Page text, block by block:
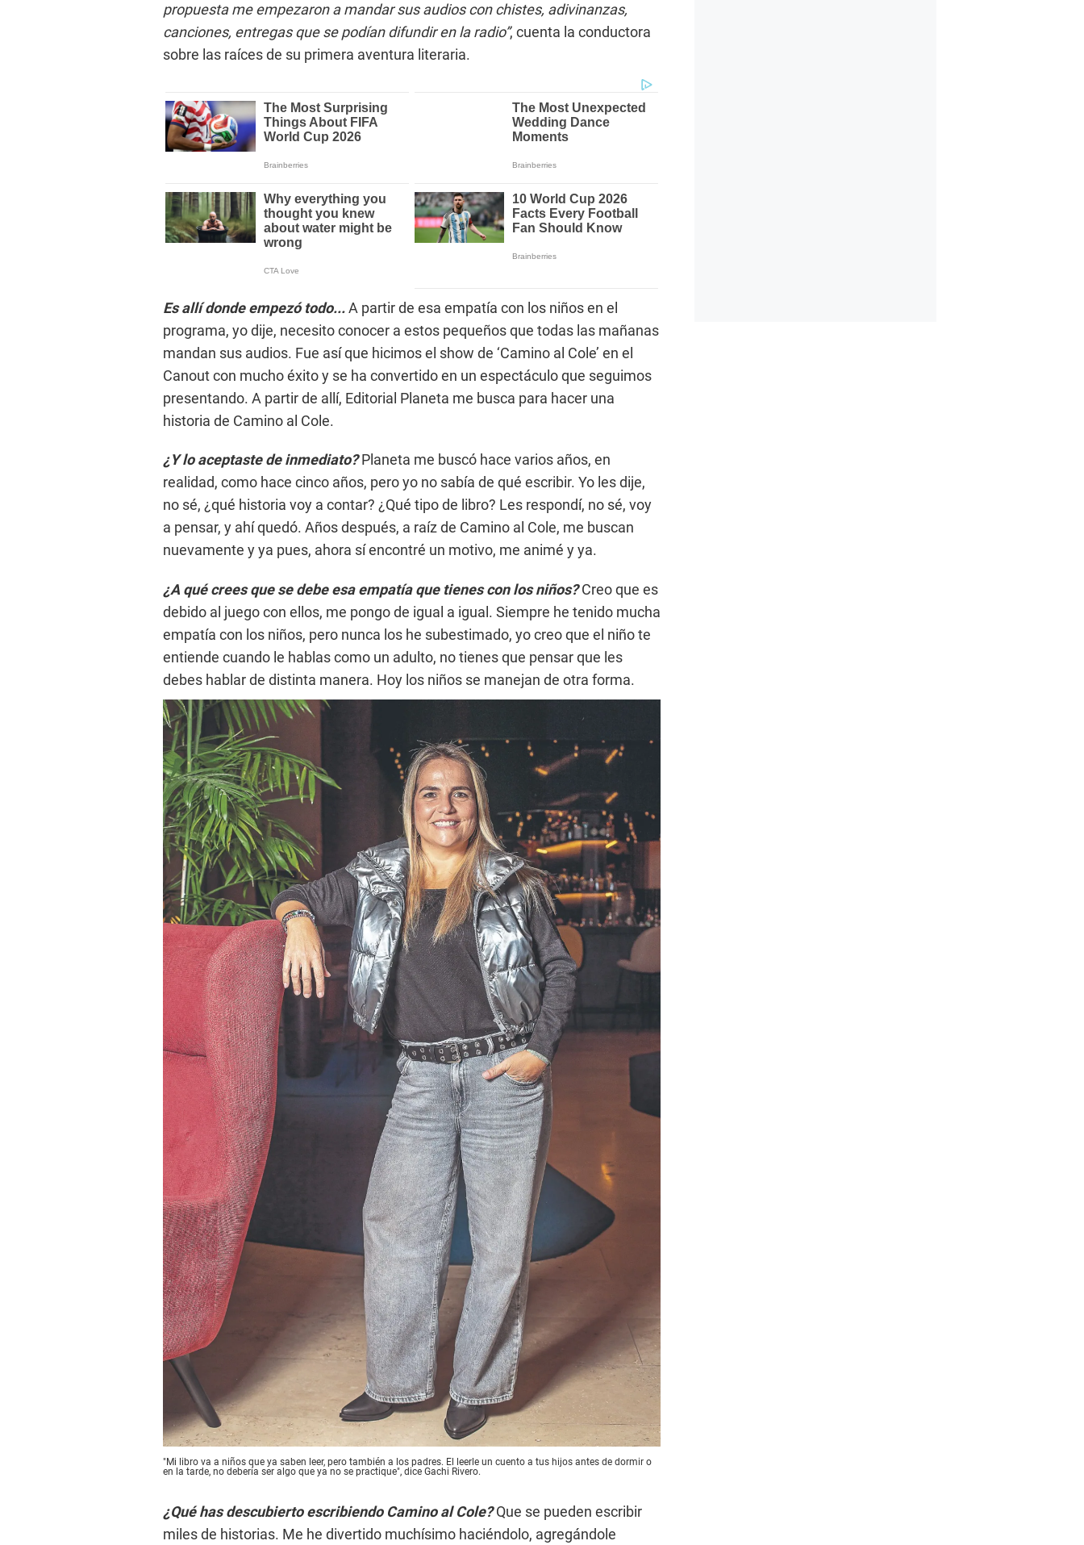
propuesta me empezaron a mandar sus audios con chistes, adivinanzas,
canciones, entregas que se podían difundir en la radio”, cuenta la conductora
sobre las raíces de su primera aventura literaria.
Es allí donde empezó todo...A partir de esa empatía con los niños en el
programa, yo dije, necesito conocer a estos pequeños que todas las mañanas
mandan sus audios. Fue así que hicimos el show de ‘Camino al Cole’ en el
Canout con mucho éxito y se ha convertido en un espectáculo que seguimos
presentando. A partir de allí, Editorial Planeta me busca para hacer una
historia de Camino al Cole.
¿Y lo aceptaste de inmediato?Planeta me buscó hace varios años, en
realidad, como hace cinco años, pero yo no sabía de qué escribir. Yo les dije,
no sé, ¿qué historia voy a contar? ¿Qué tipo de libro? Les respondí, no sé, voy
a pensar, y ahí quedó. Años después, a raíz de Camino al Cole, me buscan
nuevamente y ya pues, ahora sí encontré un motivo, me animé y ya.
¿A qué crees que se debe esa empatía que tienes con los niños?Creo que es
debido al juego con ellos, me pongo de igual a igual. Siempre he tenido mucha
empatía con los niños, pero nunca los he subestimado, yo creo que el niño te
entiende cuando le hablas como un adulto, no tienes que pensar que les
debes hablar de distinta manera. Hoy los niños se manejan de otra forma.
"Mi libro va a niños que ya saben leer, pero también a los padres. El leerle un cuento a tus hijos antes de dormir o
en la tarde, no debería ser algo que ya no se practique", dice Gachi Rivero.
¿Qué has descubierto escribiendo Camino al Cole?Que se pueden escribir
miles de historias. Me he divertido muchísimo haciéndolo, agregándole